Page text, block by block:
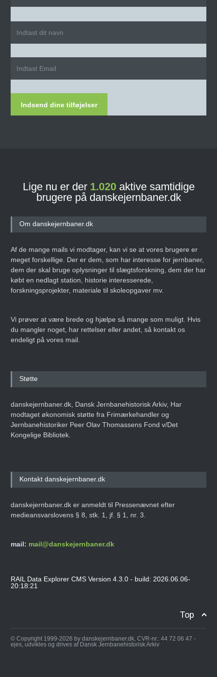
Indsend dine tilføjelser
Lige nu er der 1.020aktive samtidige
brugere på danskejernbaner.dk
Om danskejernbaner.dk
Af de mange mails vi modtager, kan vi se at vores brugere er
meget forskellige. Der er dem, som har interesse for jernbaner,
dem der skal bruge oplysninger til slægtsforskning, dem der har
købt en nedlagt station, historie interesserede,
forskningsprojekter, materiale til skoleopgaver mv.
Vi prøver at være brede og hjælpe så mange som muligt. Hvis
du mangler noget, har rettelser eller andet, så kontakt os
endeligt på vores mail.
Støtte
danskejernbaner.dk, Dansk Jernbanehistorisk Arkiv, Har
modtaget økonomisk støtte fra Frimærkehandler og
Jernbanehistoriker Peer Olav Thomassens Fond v/Det
Kongelige Bibliotek.
Kontakt danskejernbaner.dk
danskejernbaner.dk er anmeldt til Pressenævnet efter
medieansvarslovens § 8, stk. 1, jf. § 1, nr. 3.
mail: mail@danskejernbaner.dk
RAIL Data Explorer CMS Version 4.3.0 - build: 2026.06.06-
20:18:21
Top
© Copyright 1999-2026 by danskejernbaner.dk, CVR-nr.: 44 72 06 47 -
ejes, udvikles og drives af Dansk Jernbanehistorisk Arkiv